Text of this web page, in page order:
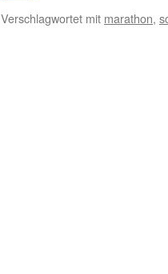
Verschlagwortet mit marathon,